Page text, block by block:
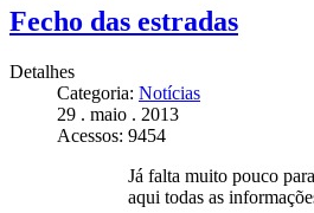
Fecho das estradas
Detalhes
Categoria: Notícias
29 . maio . 2013
Acessos: 9454
Já falta muito pouco
aqui todas as